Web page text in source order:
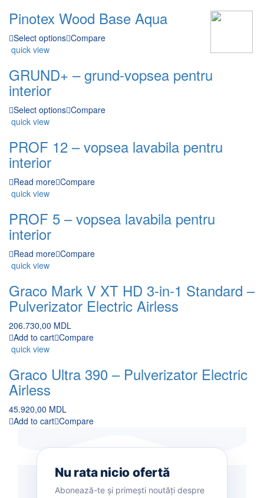
Pinotex Wood Base Aqua
Select options Compare
quick view
GRUND+ – grund-vopsea pentru
interior
Select options Compare
quick view
PROF 12 – vopsea lavabila pentru
interior
Read more Compare
quick view
PROF 5 – vopsea lavabila pentru
interior
Read more Compare
quick view
Graco Mark V XT HD 3-in-1 Standard –
Pulverizator Electric Airless
206.730,00 MDL
Add to cart Compare
quick view
Graco Ultra 390 – Pulverizator Electric
Airless
45.920,00 MDL
Add to cart Compare
Nu rata nicio ofertă
Abonează-te și primești noutăți despre